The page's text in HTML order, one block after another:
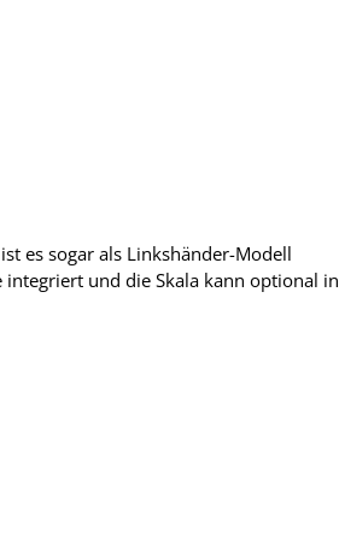
es sogar als Linkshänder-Modell
und die Skala kann optional in